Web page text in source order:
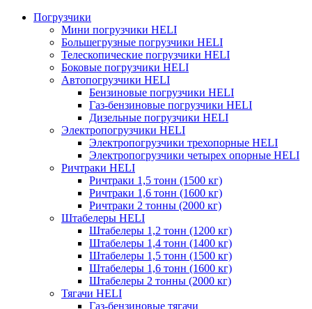
Погрузчики
Мини погрузчики HELI
Большегрузные погрузчики HELI
Телескопические погрузчики HELI
Боковые погрузчики HELI
Автопогрузчики HELI
Бензиновые погрузчики HELI
Газ-бензиновые погрузчики HELI
Дизельные погрузчики HELI
Электропогрузчики HELI
Электропогрузчики трехопорные HELI
Электропогрузчики четырех опорные HELI
Ричтраки HELI
Ричтраки 1,5 тонн (1500 кг)
Ричтраки 1,6 тонн (1600 кг)
Ричтраки 2 тонны (2000 кг)
Штабелеры HELI
Штабелеры 1,2 тонн (1200 кг)
Штабелеры 1,4 тонн (1400 кг)
Штабелеры 1,5 тонн (1500 кг)
Штабелеры 1,6 тонн (1600 кг)
Штабелеры 2 тонны (2000 кг)
Тягачи HELI
Газ-бензиновые тягачи